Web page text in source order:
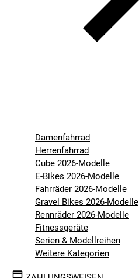
Damenfahrrad
Herrenfahrrad
Cube 2026-Modelle
E-Bikes 2026-Modelle
Fahrräder 2026-Modelle
Gravel Bikes 2026-Modelle
Rennräder 2026-Modelle
Fitnessgeräte
Serien & Modellreihen
Weitere Kategorien